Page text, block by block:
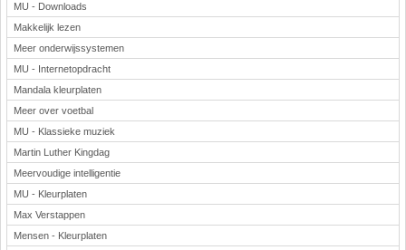
MU - Downloads
Makkelijk lezen
Meer onderwijssystemen
MU - Internetopdracht
Mandala kleurplaten
Meer over voetbal
MU - Klassieke muziek
Martin Luther Kingdag
Meervoudige intelligentie
MU - Kleurplaten
Max Verstappen
Mensen - Kleurplaten